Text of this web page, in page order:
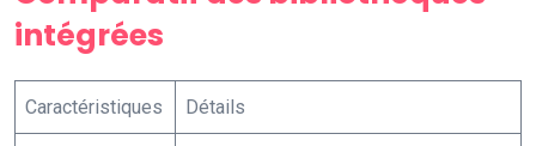
intégrées
Caractéristiques Détails